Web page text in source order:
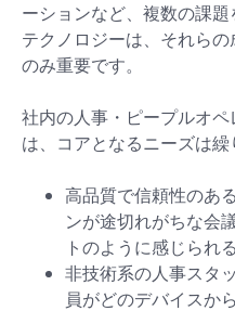
ーションなど、複数の課題
テクノロジーは、それら
のみ重要です。
社内の人事・ピープルオ
は、コアとなるニーズは繰
高品質で信頼性のあ
ンが途切れがちな会
トのように感じられ
非技術系の人事スタ
員がどのデバイスか